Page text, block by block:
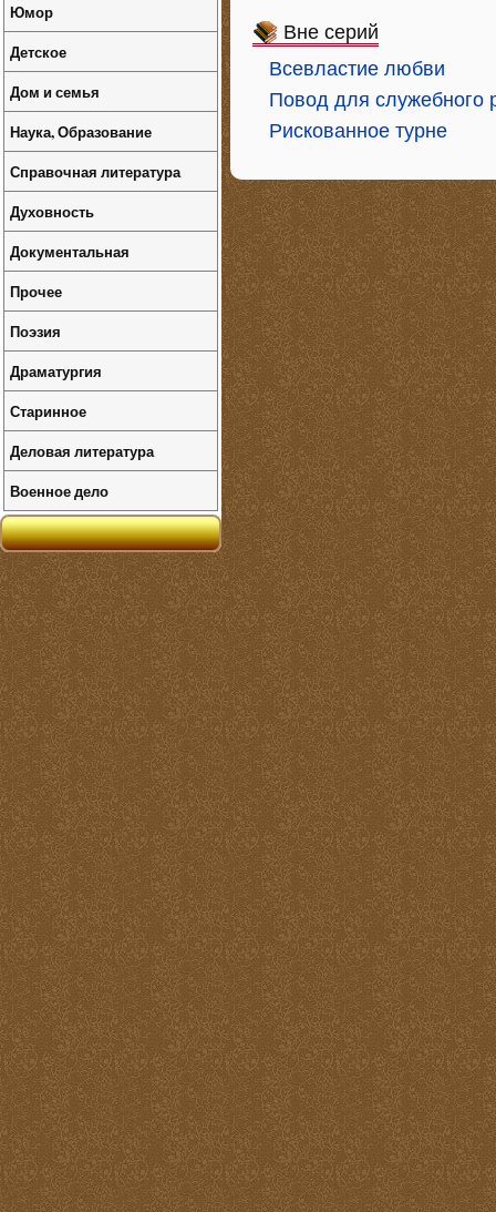
Вне серий
Всевластие любви
Повод для служебного
Рискованное турне
Юмор
Детское
Дом и семья
Наука, Образование
Справочная литература
Духовность
Документальная
Прочее
Поэзия
Драматургия
Старинное
Деловая литература
Военное дело